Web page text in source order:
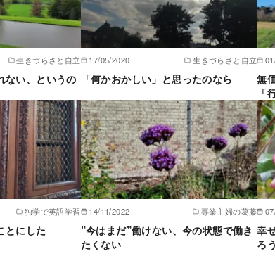
生きづらさと自立
ない、というの
17/05/2020 生きづらさと自立
「何かおかしい」と思ったのなら
無
「
独学で英語学習
とにした
14/11/2022 専業主婦の葛藤
”今はまだ”働けない、今の状態で働き
たくない
幸
ろ